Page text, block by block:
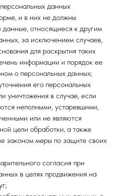
данных
и в них не должны
относящиеся к другим
за исключением случаев,
для раскрытия таких
информации и порядок ее
о персональных данных;
его персональных
уничтожения в случае, если
неполными, устаревшими,
или не являются
цели обработки, а также
законом меры по защите своих
согласия при
в целях продвижения на